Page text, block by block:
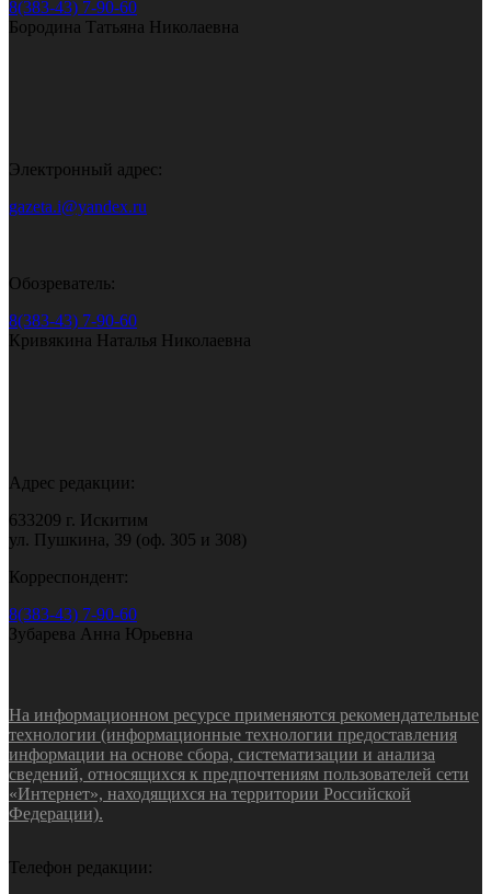
8(383-43) 7-90-60
Бородина Татьяна Николаевна
Электронный адрес:
gazeta.i@yandex.ru
Обозреватель:
8(383-43) 7-90-60
Кривякина Наталья Николаевна
Адрес редакции:
633209 г. Искитим
ул. Пушкина, 39 (оф. 305 и 308)
Корреспондент:
8(383-43) 7-90-60
Зубарева Анна Юрьевна
На информационном ресурсе применяются рекомендательные
технологии (информационные технологии предоставления
информации на основе сбора, систематизации и анализа
сведений, относящихся к предпочтениям пользователей сети
«Интернет», находящихся на территории Российской
Федерации).
Телефон редакции: